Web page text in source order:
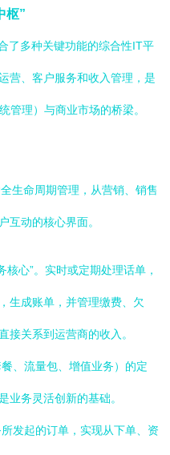
枢”
了多种关键功能的综合性IT平
营、客户服务和收入管理，是
管理）与商业市场的桥梁。
生命周期管理，从营销、销售
互动的核心界面。
核心”。实时或定期处理话单，
生成账单，并管理缴费、欠
接关系到运营商的收入。
、流量包、增值业务）的定
业务灵活创新的基础。
发起的订单，实现从下单、资